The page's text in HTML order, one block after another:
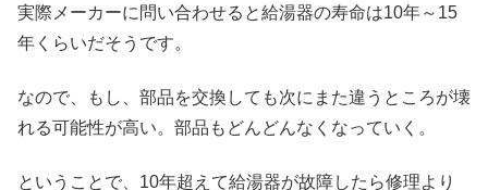
実際メーカーに問い合わせると給湯器の寿命は10年～15
年くらいだそうです。
なので、もし、部品を交換しても次にまた違うところが壊
れる可能性が高い。部品もどんどんなくなっていく。
ということで、10年超えて給湯器が故障したら修理より